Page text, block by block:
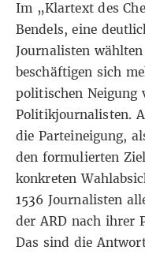
Im „Klartext des
Bendels, eine
Journalisten
beschäftigen sich
politischen Neigung
Politikjournalisten.
die Parteineigung,
den formulierten
konkreten
1536 Journalisten
der ARD nach ihrer
Das sind die